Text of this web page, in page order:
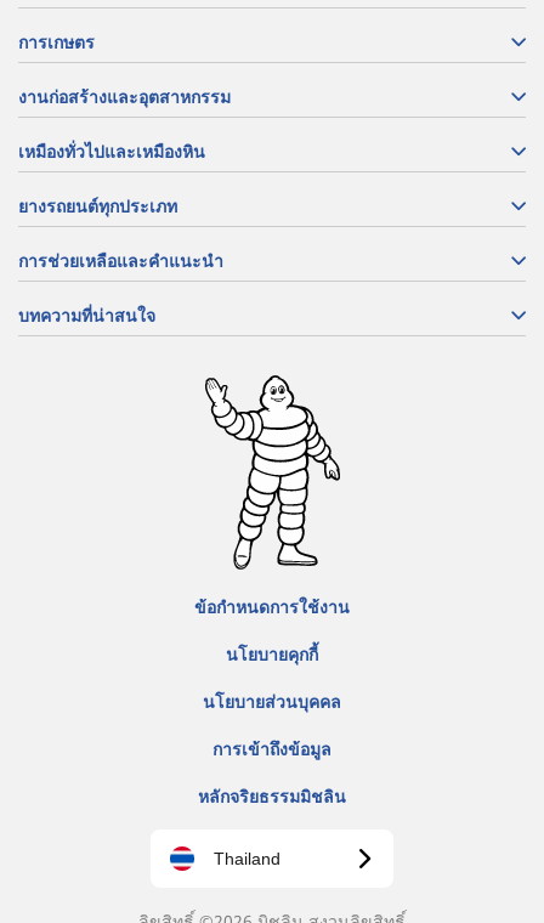
การเกษตร
งานก่อสร้างและอุตสาหกรรม
เหมืองทั่วไปและเหมืองหิน
ยางรถยนต์ทุกประเภท
การช่วยเหลือและคำแนะนำ
บทความที่น่าสนใจ
ข้อกำหนดการใช้งาน
นโยบายคุกกี้
นโยบายส่วนบุคคล
การเข้าถึงข้อมูล
หลักจริยธรรมมิชลิน
Thailand